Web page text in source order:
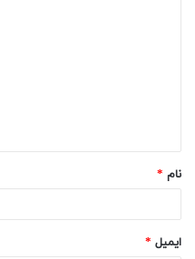
نام *
ایمیل *